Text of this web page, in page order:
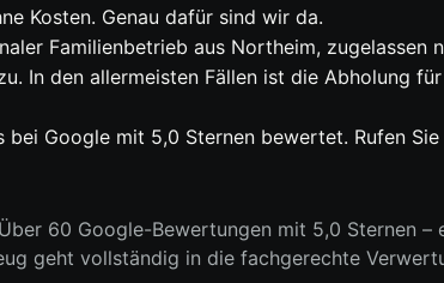
Kosten. Genau dafür sind wir da.
Familienbetrieb aus Northeim,
In den allermeisten Fällen ist die Abholung
bei Google mit 5,0 Sternen bewertet. Rufen
Über 60 Google-Bewertungen mit 5,0 Sternen
geht vollständig in die fachgerechte